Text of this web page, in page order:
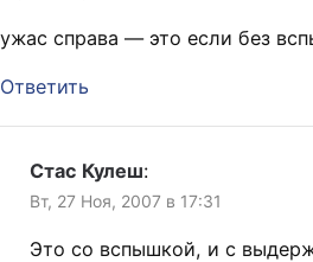
ужас справа — это если без
Ответить
Стас Кулеш:
Вт, 27 Ноя, 2007 в 17:31
Это со вспышкой, и с